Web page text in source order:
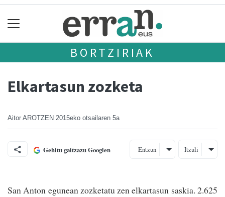
BORTZIRIAK
Elkartasun zozketa
Aitor AROTZEN 2015eko otsailaren 5a
Gehitu gaitzazu Googlen Entzun Itzuli
San Anton egunean zozketatu zen elkartasun saskia. 2.625